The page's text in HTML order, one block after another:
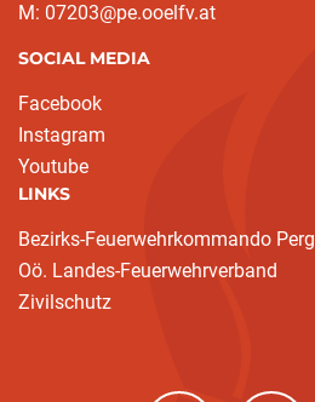
M: 07203@pe.ooelfv.at
SOCIAL MEDIA
Facebook
Instagram
Youtube
LINKS
Bezirks-Feuerwehrkommando Perg
Oö. Landes-Feuerwehrverband
Zivilschutz